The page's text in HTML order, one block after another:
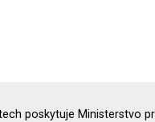
poskytuje Ministerstvo